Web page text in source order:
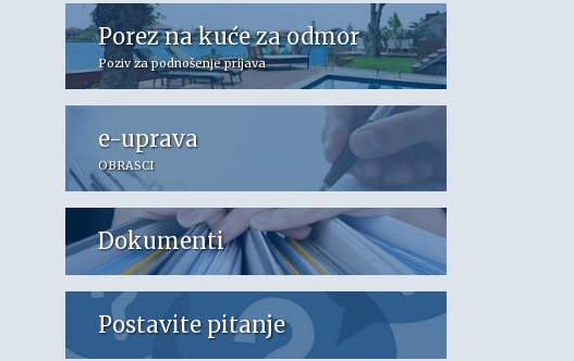
Porez na kuće za odmor
Poziv za podnošenje prijava
e-uprava
OBRASCI
Dokumenti
Postavite pitanje